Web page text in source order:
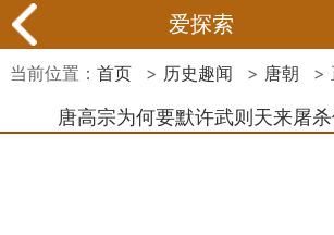
爱探索
当前位置： 首页 > 历史趣闻 > 唐朝 >
唐高宗为何要默许武则天来屠